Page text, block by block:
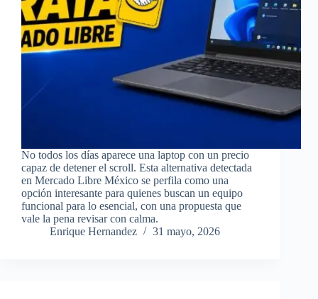
No todos los días aparece una laptop con un precio
capaz de detener el scroll. Esta alternativa detectada
en Mercado Libre México se perfila como una
opción interesante para quienes buscan un equipo
funcional para lo esencial, con una propuesta que
vale la pena revisar con calma.
Enrique Hernandez
31 mayo, 2026